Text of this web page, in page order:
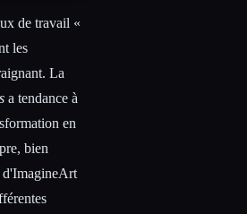
de travail «
les
La
a tendance à
en
bien
d'ImagineArt